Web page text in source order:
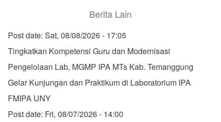
Berita Lain
Post date: Sat, 08/08/2026 - 17:05
Tingkatkan Kompetensi Guru dan Modernisasi
Pengelolaan Lab, MGMP IPA MTs Kab. Temanggung
Gelar Kunjungan dan Praktikum di Laboratorium IPA
FMIPA UNY
Post date: Fri, 08/07/2026 - 14:00